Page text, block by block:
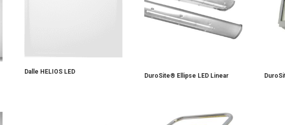
Dalle HELIOS LED
DuroSite® Ellipse LED Linear